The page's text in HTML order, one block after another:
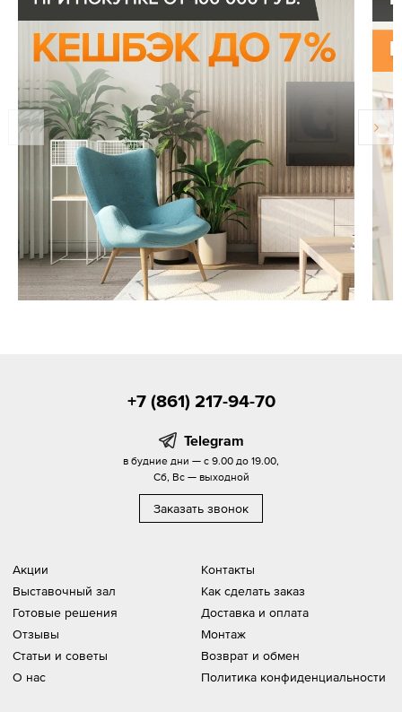
Акции
Выставочный зал
Готовые решения
Отзывы
Статьи и советы
О нас
Контакты
Как сделать заказ
Доставка и оплата
Монтаж
Возврат и обмен
Политика конфиденциальности
+7 (861) 217-94-70
Telegram
в будние дни — с 9.00 до 19.00,
Сб, Вс — выходной
Заказать звонок